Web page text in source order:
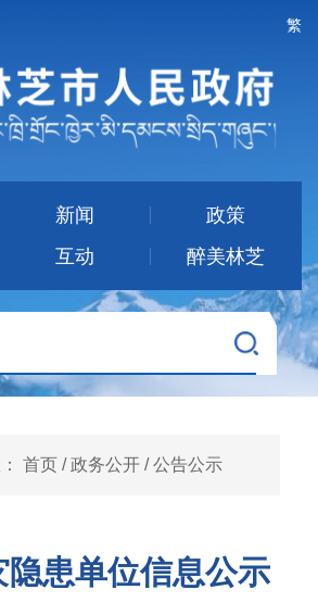
繁
新闻
政策
互动 醉美林芝
首页 /政务公开 /公告公示
隐患单位信息公示